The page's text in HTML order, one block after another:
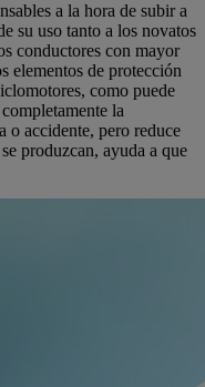
a la hora de subir a
su uso tanto a los novatos
conductores con mayor
elementos de protección
como puede
la
o accidente, pero reduce
produzcan, ayuda a que